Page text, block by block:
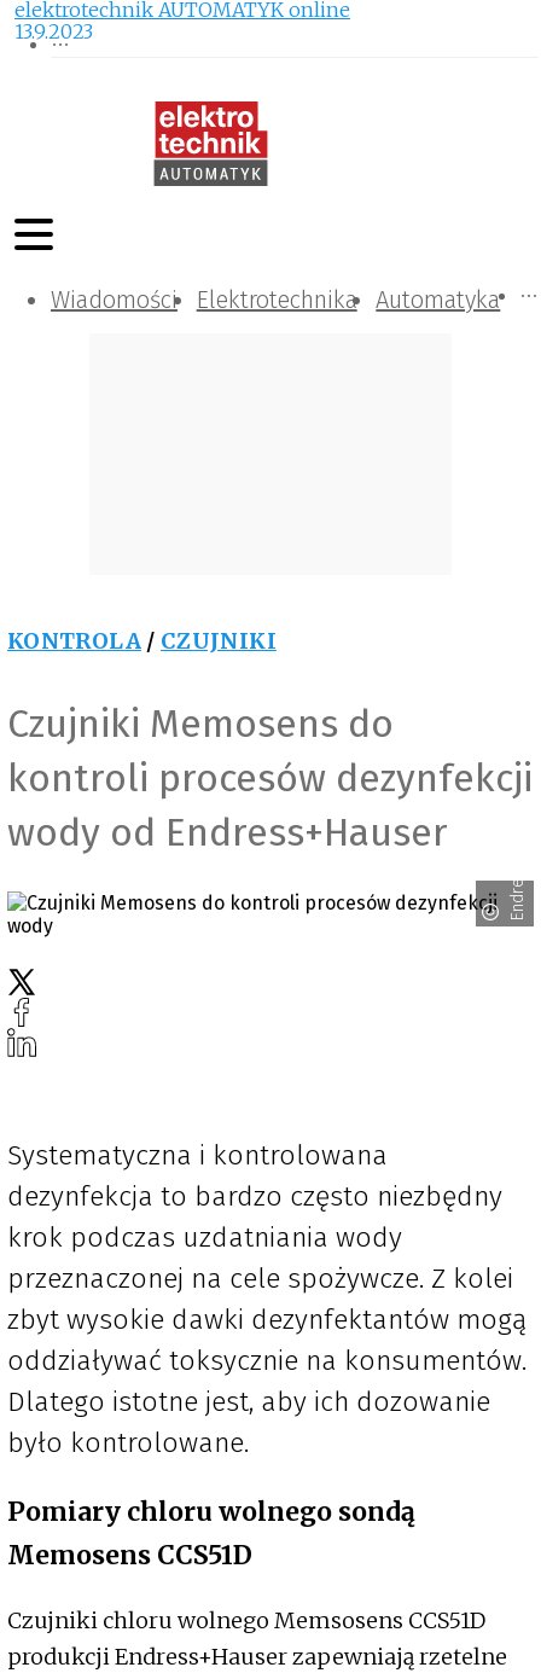
Wiadomości Elektrotechnika Automatyka
Komunikacja i IT
Kontrola
Tematy specjalne
KONTROLA / CZUJNIKI
Czujniki Memosens do
kontroli procesów dezynfekcji
wody od Endress+Hauser
Endress+Hauser
elektrotechnik AUTOMATYK online
13.9.2023
Systematyczna i kontrolowana
dezynfekcja to bardzo często niezbędny
krok podczas uzdatniania wody
przeznaczonej na cele spożywcze. Z kolei
zbyt wysokie dawki dezynfektantów mogą
oddziaływać toksycznie na konsumentów.
Dlatego istotne jest, aby ich dozowanie
było kontrolowane.
Pomiary chloru wolnego sondą
Memosens CCS51D
Czujniki chloru wolnego Memsosens CCS51D
produkcji Endress+Hauser zapewniają rzetelne